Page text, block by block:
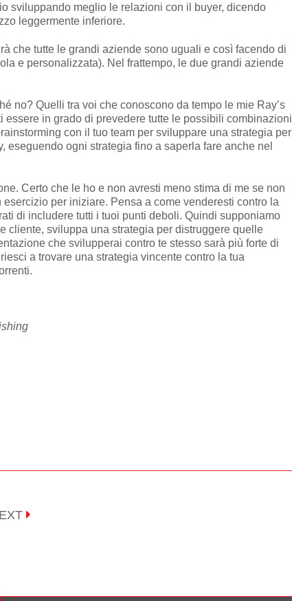
sviluppando meglio le relazioni con il buyer, dicendo
leggermente inferiore.
che tutte le grandi aziende sono uguali e così facendo di
e personalizzata). Nel frattempo, le due grandi aziende
no? Quelli tra voi che conoscono da tempo le mie Ray’s
essere in grado di prevedere tutte le possibili combinazioni
con il tuo team per sviluppare una strategia per
ogni strategia fino a saperla fare anche nel
Certo che le ho e non avresti meno stima di me se non
per iniziare. Pensa a come venderesti contro la
di includere tutti i tuoi punti deboli. Quindi supponiamo
cliente, sviluppa una strategia per distruggere quelle
che svilupperai contro te stesso sarà più forte di
a trovare una strategia vincente contro la tua